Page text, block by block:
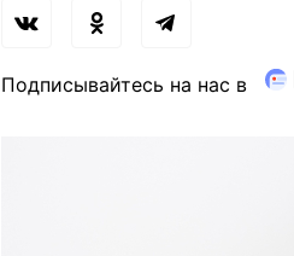
Подписывайтесь на нас в